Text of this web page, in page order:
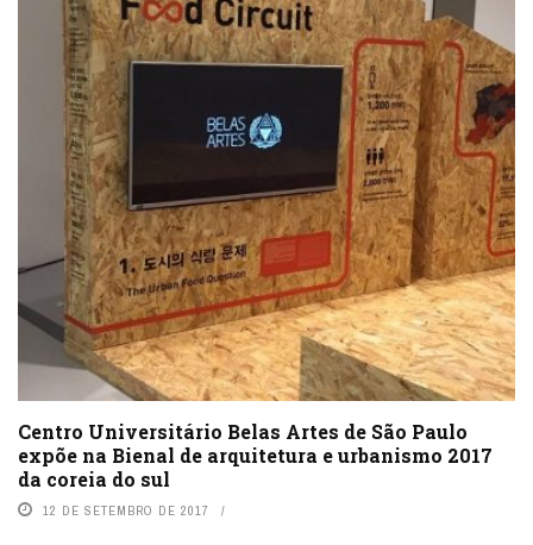
Centro Universitário Belas Artes de São Paulo
expõe na Bienal de arquitetura e urbanismo 2017
da coreia do sul
12 DE SETEMBRO DE 2017